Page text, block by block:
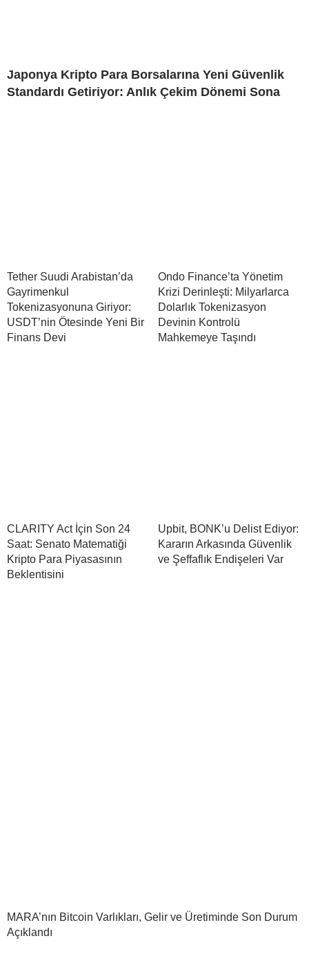
Japonya Kripto Para Borsalarına Yeni Güvenlik
Standardı Getiriyor: Anlık Çekim Dönemi Sona
Tether Suudi Arabistan’da
Gayrimenkul
Tokenizasyonuna Giriyor:
USDT’nin Ötesinde Yeni Bir
Finans Devi
Ondo Finance’ta Yönetim
Krizi Derinleşti: Milyarlarca
Dolarlık Tokenizasyon
Devinin Kontrolü
Mahkemeye Taşındı
CLARITY Act İçin Son 24
Saat: Senato Matematiği
Kripto Para Piyasasının
Beklentisini
Upbit, BONK’u Delist Ediyor:
Kararın Arkasında Güvenlik
ve Şeffaflık Endişeleri Var
MARA’nın Bitcoin Varlıkları, Gelir ve Üretiminde Son Durum
Açıklandı